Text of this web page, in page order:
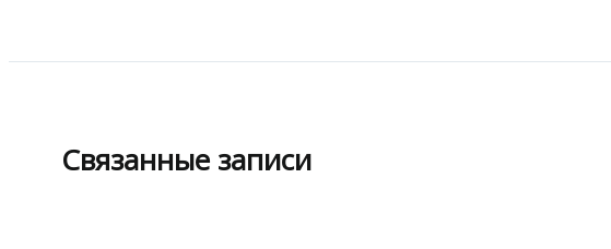
Связанные записи